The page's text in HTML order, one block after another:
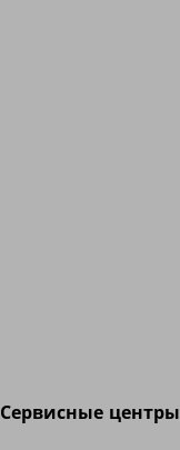
Сервисные центры